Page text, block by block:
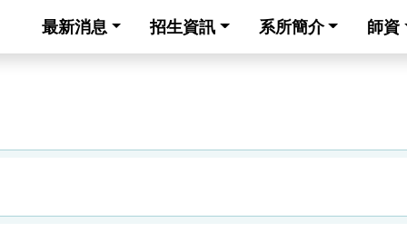
最新消息 招生資訊 系所簡介 師資